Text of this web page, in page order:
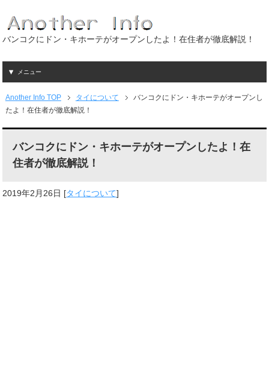
バンコクにドン・キホーテがオープンしたよ！在住者が徹底解説！
メニュー
Another Info TOP タイについて
バンコクにドン・キホーテがオープンし
たよ！在住者が徹底解説！
バンコクにドン・キホーテがオープンしたよ！在
住者が徹底解説！
2019年2月26日 [タイについて]